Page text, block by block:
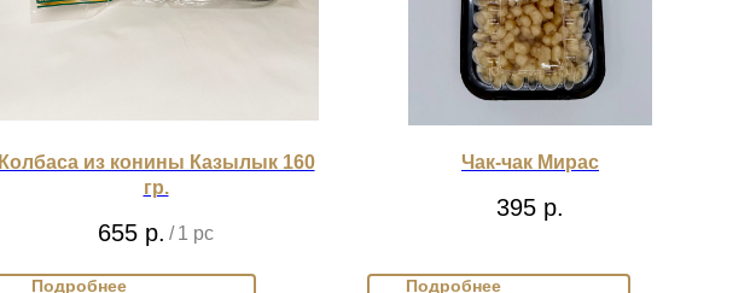
Колбаса из конины Казылык 160
гр.
655 р. / 1 pc
Подробнее
Чак-чак Мирас
395 р.
Подробнее